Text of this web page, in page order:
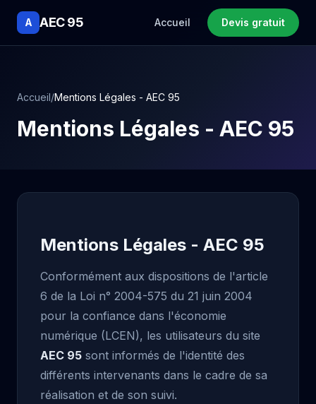
A AEC 95 Accueil Devis gratuit
Accueil/Mentions Légales - AEC 95
Mentions Légales - AEC 95
Mentions Légales - AEC 95
Conformément aux dispositions de l'article
6 de la Loi n° 2004-575 du 21 juin 2004
pour la confiance dans l'économie
numérique (LCEN), les utilisateurs du site
AEC 95 sont informés de l'identité des
différents intervenants dans le cadre de sa
réalisation et de son suivi.